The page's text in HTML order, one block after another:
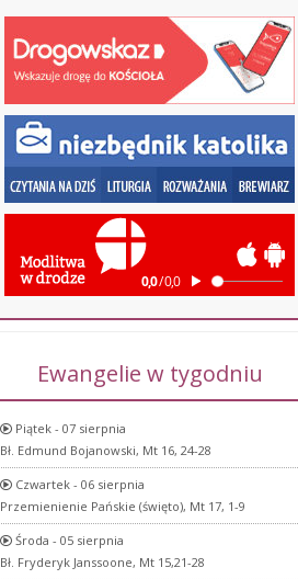
Ewangelie w tygodniu
Piątek - 07 sierpnia
Bł. Edmund Bojanowski, Mt 16, 24-28
Czwartek - 06 sierpnia
Przemienienie Pańskie (święto), Mt 17, 1-9
Środa - 05 sierpnia
Bł. Fryderyk Janssoone, Mt 15,21-28